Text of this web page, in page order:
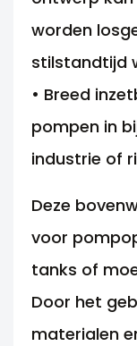
worden
stilstandtijd
• Breed
pompen in
industrie of
Deze
voor
tanks of
Door het
materialen